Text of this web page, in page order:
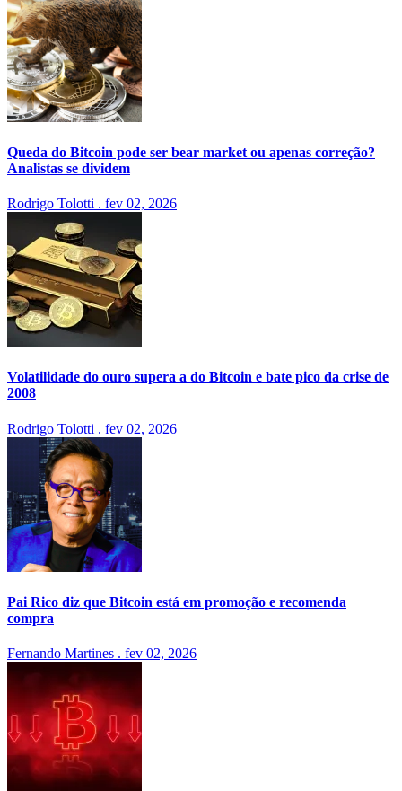
Queda do Bitcoin pode ser bear market ou apenas correção?
Analistas se dividem
Rodrigo Tolotti . fev 02, 2026
Volatilidade do ouro supera a do Bitcoin e bate pico da crise de
2008
Rodrigo Tolotti . fev 02, 2026
Pai Rico diz que Bitcoin está em promoção e recomenda
compra
Fernando Martines . fev 02, 2026